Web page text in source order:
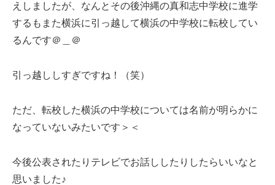
えしましたが、なんとその後沖縄の真和志中学校に進学
するもまた横浜に引っ越して横浜の中学校に転校してい
るんです＠＿＠
引っ越ししすぎですね！（笑）
ただ、転校した横浜の中学校については名前が明らかに
なっていないみたいです＞＜
今後公表されたりテレビでお話ししたりしたらいいなと
思いました♪